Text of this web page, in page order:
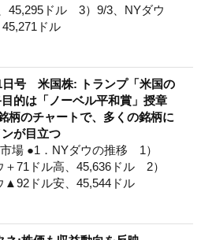
45,295ドル 3）9/3、NYダウ
ドル
日号 米国株: トランプ「米国の
的は「ノーベル平和賞」授章
柄のチャートで、多くの銘柄に
ンが目立つ
場 ●1．NYダウの推移 1）
＋71ドル高、45,636ドル 2）
▲92ドル安、45,544ドル